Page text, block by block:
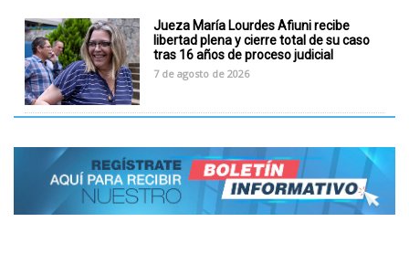
Jueza María Lourdes Afiuni recibe
libertad plena y cierre total de su caso
tras 16 años de proceso judicial
7 de agosto de 2026